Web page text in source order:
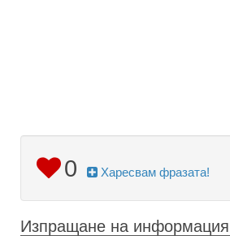
0 Харесвам фразата!
Изпращане на информация